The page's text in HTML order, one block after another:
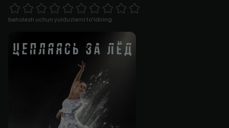
1 Star 2 Stars 3 Stars 4 Stars5 Stars 6 Stars7 Stars8 Stars
baholash uchun yulduzlarni to'ldiring